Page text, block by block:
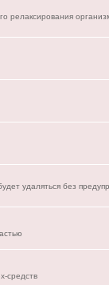
релаксирования
удаляться без
средств